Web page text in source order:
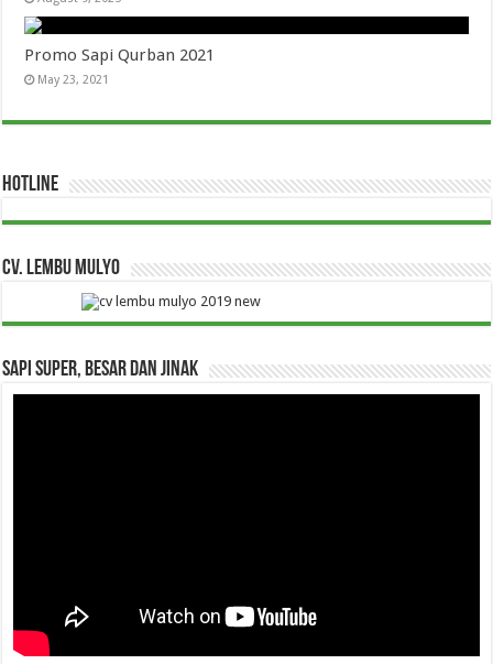
Promo Sapi Qurban 2021
May 23, 2021
HOTLINE
CV. Lembu Mulyo
Sapi Super, Besar dan Jinak